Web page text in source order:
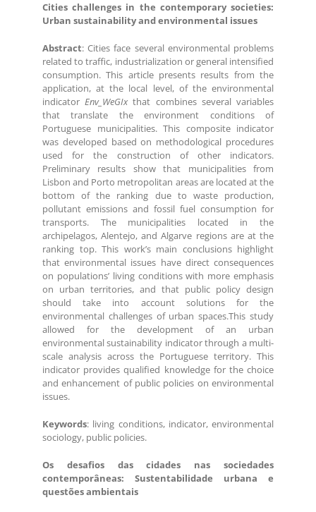
Cities challenges in the contemporary societies:
Urban sustainability and environmental issues
Abstract: Cities face several environmental problems
related to traffic, industrialization or general intensified
consumption. This article presents results from the
application, at the local level, of the environmental
indicatorEnv_WeGIxthat combines several variables
that translate the environment conditions of
Portuguese municipalities. This composite indicator
was developed based on methodological procedures
used for the construction of other indicators.
Preliminary results show that municipalities from
Lisbon and Porto metropolitan areas are located at the
bottom of the ranking due to waste production,
pollutant emissions and fossil fuel consumption for
transports. The municipalities located in the
archipelagos, Alentejo, and Algarve regions are at the
ranking top. This work’s main conclusions highlight
that environmental issues have direct consequences
on populations’ living conditions with more emphasis
on urban territories, and that public policy design
should take into account solutions for the
environmental challenges of urban spaces.This study
allowed for the development of an urban
environmental sustainability indicator through a multi-
scale analysis across the Portuguese territory. This
indicator provides qualified knowledge for the choice
and enhancement of public policies on environmental
issues.
Keywords: living conditions, indicator, environmental
sociology, public policies.
Os desafios das cidades nas sociedades
contemporâneas: Sustentabilidade urbana e
questões ambientais